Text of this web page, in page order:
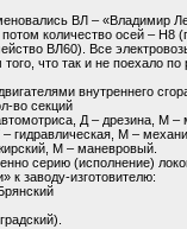
ВЛ – «Владимир
количество осей –
ВЛ60). Все
что так и не поехало
внутреннего
во секций
Д – дрезина, М –
гидравлическая, М –
М – маневровый.
серию (исполнение)
к заводу-изготовителю: